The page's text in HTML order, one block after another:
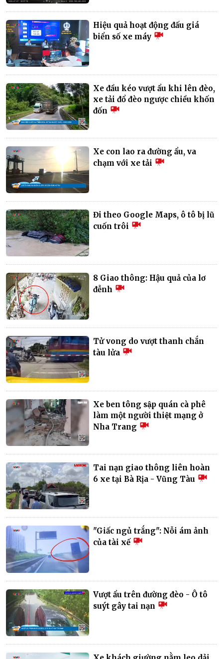
Hiệu quả hoạt động đấu giá
biển số xe máy
Xe đầu kéo vượt ẩu khi lên đèo,
xe tải đổ đèo ngược chiều khốn
đốn
Xe con lao ra đường ẩu, va
chạm với xe tải
Đi theo Google Maps, ô tô bị lũ
cuốn trôi
8 Giao thông: Hậu quả của lơ
đễnh
Tử vong do vượt thanh chắn
tàu lửa
Xe ben tông sập quán cà phê
làm một người thiệt mạng ở
Nha Trang
Tai nạn giao thông liên hoàn
6 xe tại Bà Rịa - Vũng Tàu
"Giấc ngủ trắng": Nỗi ám ảnh
của tài xế
Vượt ẩu trên đường đèo - Ô tô
suýt gây tai nạn